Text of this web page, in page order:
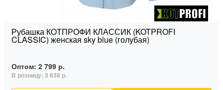
Рубашка КОТПРОФИ КЛАССИК (KOTPROFI
CLASSIC) женская sky blue (голубая)
Оптом: 2 799 р.
В розницу: 3 636 р.